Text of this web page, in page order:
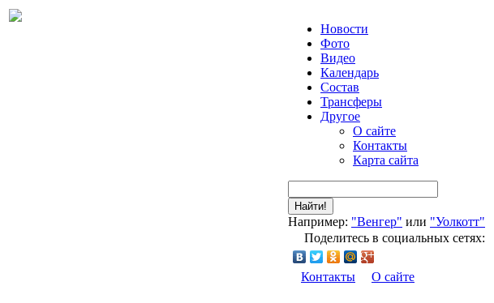
Новости
Фото
Видео
Календарь
Состав
Трансферы
Другое
О сайте
Контакты
Карта сайта
Найти!
Например: "Венгер" или "Уолкотт"
Поделитесь в социальных сетях:
Контакты О сайте